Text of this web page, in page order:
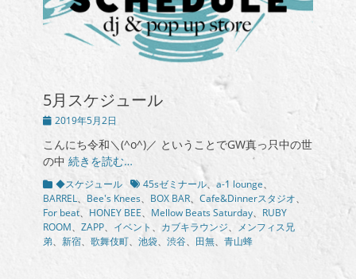
5月スケジュール
投
日
2019年5月2日
こんにち令和＼(^o^)／ ということでGW真っ只中の世
の中 続きを読む…
カ
テ
ゴ
リ
ー
◆スケジュール タ
グ
45sゼミナール、 a-1 lounge、
BARREL、 Bee's Knees、 BOX BAR、 Cafe&Dinnerスタジオ、
For beat、 HONEY BEE、 Mellow Beats Saturday、 RUBY
ROOM、 ZAPP、 イベント 、 カブキラウンジ、
メンフィス兄
弟、 新宿、 歌舞伎町、 池袋、 渋谷、 田無、 青山蜂